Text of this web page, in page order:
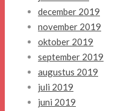
december 2019
november 2019
oktober 2019
september 2019
augustus 2019
juli 2019
juni 2019